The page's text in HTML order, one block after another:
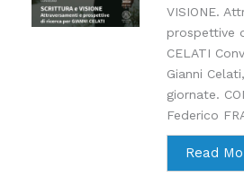
VISIONE.
prospettive
CELATI
Gianni
giornate.
Federico
Read